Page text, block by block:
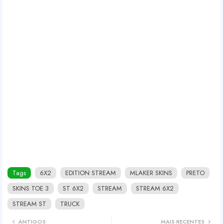
Tags 6X2 EDITION STREAM MLAKER SKINS
PRETO
SKINS TOE 3
ST 6X2 STREAM
STREAM 6X2
STREAM ST
TRUCK
MAIS RECENTES
ANTIGOS